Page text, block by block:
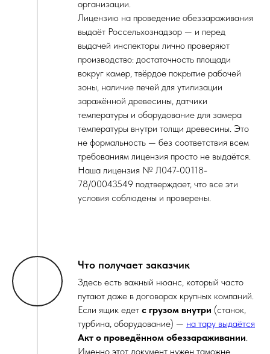
организации.
Лицензию на проведение обеззараживания
выдаёт Россельхознадзор — и перед
выдачей инспекторы лично проверяют
производство: достаточность площади
вокруг камер, твёрдое покрытие рабочей
зоны, наличие печей для утилизации
заражённой древесины, датчики
температуры и оборудование для замера
температуры внутри толщи древесины. Это
не формальность — без соответствия всем
требованиям лицензия просто не выдаётся.
Наша лицензия № Л047-00118-
78/00043549 подтверждает, что все эти
условия соблюдены и проверены.
Что получает заказчик
Здесь есть важный нюанс, который часто
путают даже в договорах крупных компаний.
Если ящик едет с грузом внутри (станок,
турбина, оборудование) — на тару выдаётся
Акт о проведённом обеззараживании.
Именно этот документ нужен таможне.